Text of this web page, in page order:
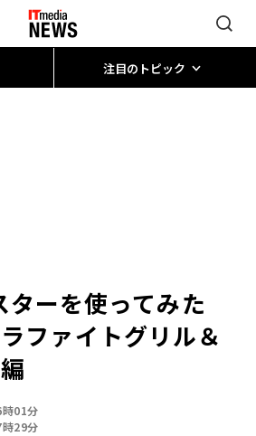
注目のトピック
ターを使ってみた
ラファイトグリル＆
01分
29分